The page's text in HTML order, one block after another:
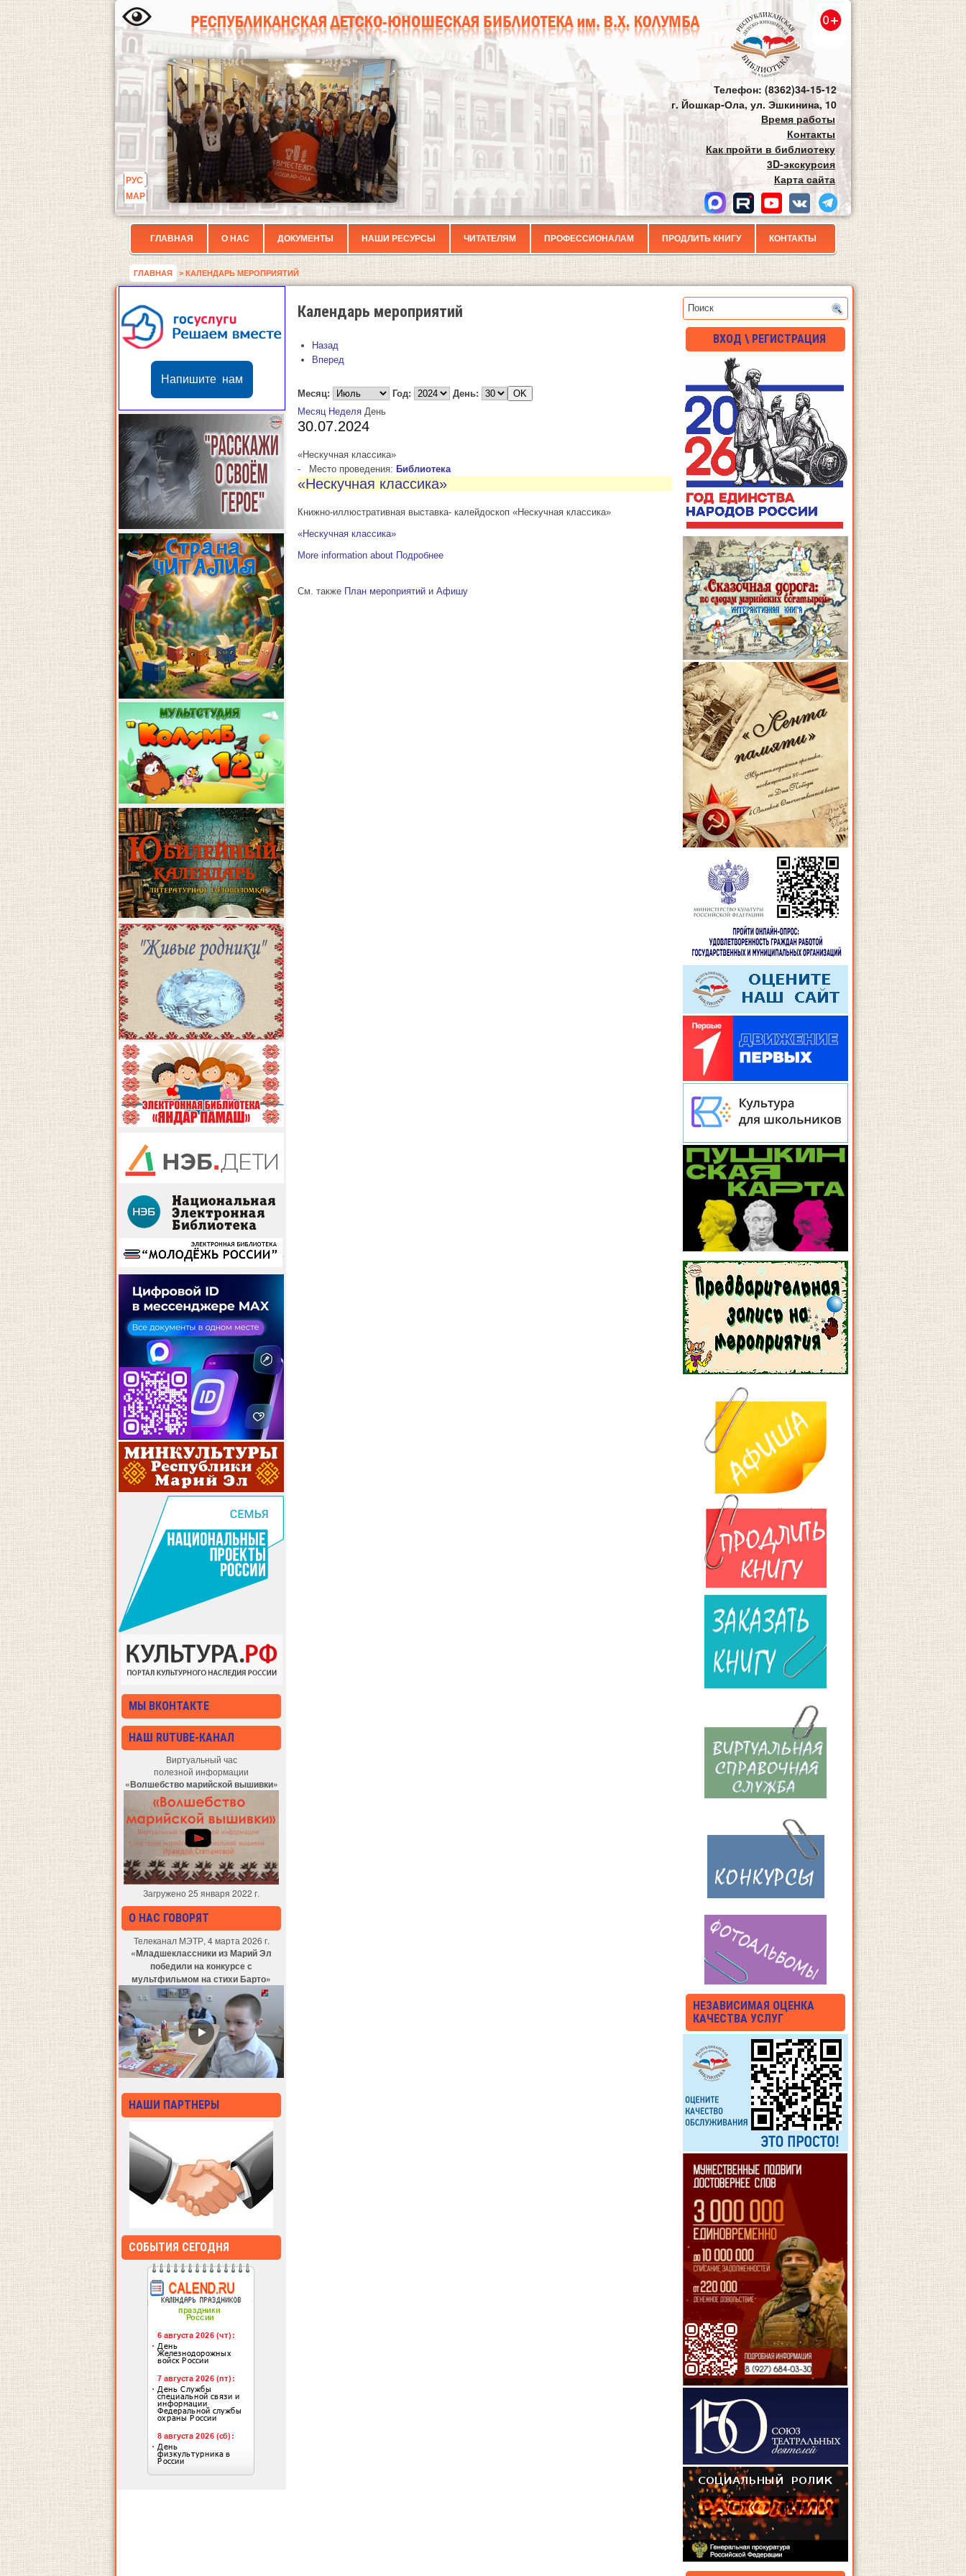
РУС
МАР
Телефон: (8362)34-15-12
г. Йошкар-Ола, ул. Эшкинина, 10
Время работы
Контакты
Как пройти в библиотеку
3D-экскурсия
Карта сайта
ГЛАВНАЯ О НАС ДОКУМЕНТЫ НАШИ РЕСУРСЫ ЧИТАТЕЛЯМ ПРОФЕССИОНАЛАМ ПРОДЛИТЬ КНИГУ КОНТАКТЫ
ГЛАВНАЯ > КАЛЕНДАРЬ МЕРОПРИЯТИЙ
Напишите нам
МЫ ВКОНТАКТЕ
НАШ RUTUBE-КАНАЛ
Виртуальный час
полезной информации
«Волшебство марийской вышивки»
Загружено 25 января 2022 г.
О НАС ГОВОРЯТ
Телеканал МЭТР, 4 марта 2026 г.
«Младшеклассники из Марий Эл
победили на конкурсе с
мультфильмом на стихи Барто»
НАШИ ПАРТНЕРЫ
СОБЫТИЯ СЕГОДНЯ
Календарь мероприятий
Назад
Вперед
Месяц: Год:
День:
Месяц Неделя День
30.07.2024
«Нескучная классика»
-
Место проведения: Библиотека
«Нескучная классика»
Книжно-иллюстративная выставка- калейдоскоп «Нескучная классика»
«Нескучная классика»
More information about Подробнее
См. также План мероприятий и Афишу
ВХОД \ РЕГИСТРАЦИЯ
НЕЗАВИСИМАЯ ОЦЕНКА
КАЧЕСТВА УСЛУГ